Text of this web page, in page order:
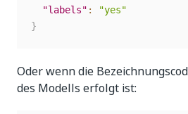
"labels" :
"yes"
}
Oder wenn die
des Modells erfolgt ist: